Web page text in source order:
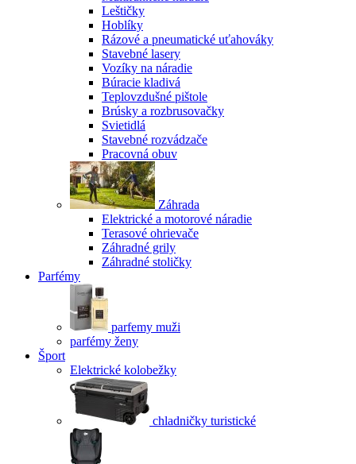
Leštičky
Hoblíky
Rázové a pneumatické uťahováky
Stavebné lasery
Vozíky na náradie
Búracie kladivá
Teplovzdušné pištole
Brúsky a rozbrusovačky
Svietidlá
Stavebné rozvádzače
Pracovná obuv
Záhrada
Elektrické a motorové náradie
Terasové ohrievače
Záhradné grily
Záhradné stoličky
Parfémy
parfemy muži
parfémy ženy
Šport
Elektrické kolobežky
chladničky turistické